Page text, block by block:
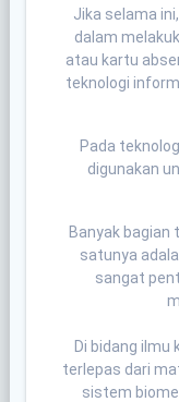
Jika selama
dalam
atau kartu
teknologi
Pada
digunakan
Banyak bagian
satunya
sangat
Di bidang
terlepas dari
sistem